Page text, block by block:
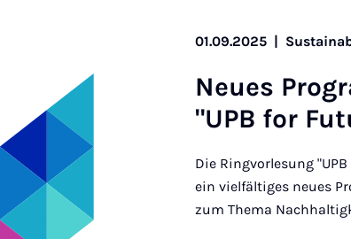
01.09.2025 |
Neues
"UPB for
Die Ringvorlesung
ein vielfältiges neues
zum Thema